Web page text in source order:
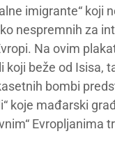
imigrante“ koji
nespremnih za
Na ovim
koji beže od Isisa,
bombi
koje mađarski
Evropljanima